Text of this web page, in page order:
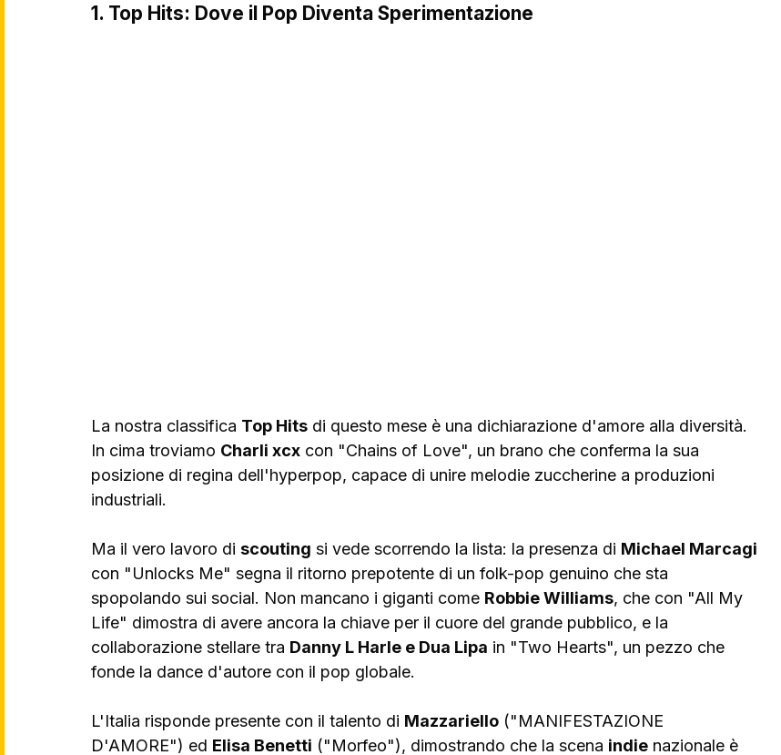
1. Top Hits: Dove il Pop Diventa Sperimentazione
La nostra classifica Top Hits di questo mese è una dichiarazione d'amore alla diversità.
In cima troviamo Charli xcx con "Chains of Love", un brano che conferma la sua
posizione di regina dell'hyperpop, capace di unire melodie zuccherine a produzioni
industriali.
Ma il vero lavoro di scouting si vede scorrendo la lista: la presenza di Michael Marcagi
con "Unlocks Me" segna il ritorno prepotente di un folk-pop genuino che sta
spopolando sui social. Non mancano i giganti come Robbie Williams, che con "All My
Life" dimostra di avere ancora la chiave per il cuore del grande pubblico, e la
collaborazione stellare tra Danny L Harle e Dua Lipa in "Two Hearts", un pezzo che
fonde la dance d'autore con il pop globale.
L'Italia risponde presente con il talento di Mazzariello ("MANIFESTAZIONE
D'AMORE") ed Elisa Benetti ("Morfeo"), dimostrando che la scena indie nazionale è